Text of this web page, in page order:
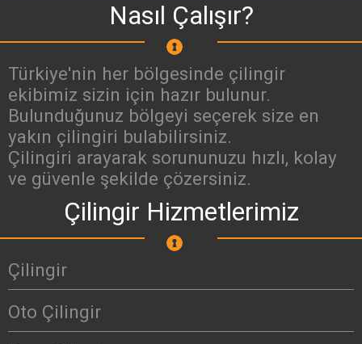
Nasıl Çalışır?
Türkiye'nin her bölgesinde çilingir
ekibimiz sizin için hazır bulunur.
Bulunduğunuz bölgeyi seçerek size en
yakın çilingiri bulabilirsiniz.
Çilingiri arayarak sorununuzu hızlı, kolay
ve güvenle şekilde çözersiniz.
Çilingir Hizmetlerimiz
Çilingir
Oto Çilingir